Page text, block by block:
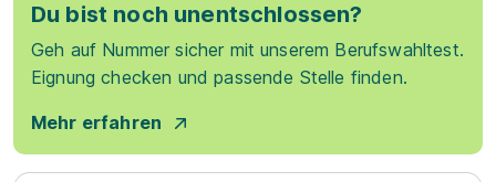
Du bist noch unentschlossen?
Geh auf Nummer sicher mit unserem Berufswahltest.
Eignung checken und passende Stelle finden.
Mehr erfahren